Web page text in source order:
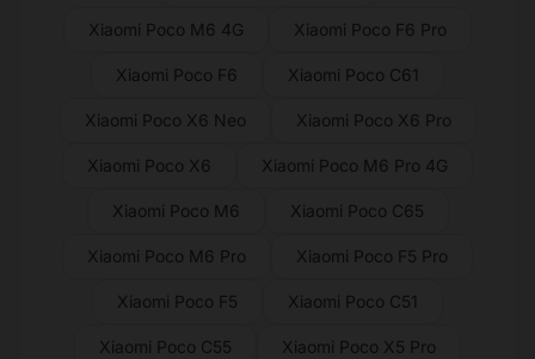
Xiaomi Poco M6 4G Xiaomi Poco F6 Pro
Xiaomi Poco F6 Xiaomi Poco C61
Xiaomi Poco X6 Neo Xiaomi Poco X6 Pro
Xiaomi Poco X6 Xiaomi Poco M6 Pro 4G
Xiaomi Poco M6 Xiaomi Poco C65
Xiaomi Poco M6 Pro Xiaomi Poco F5 Pro
Xiaomi Poco F5 Xiaomi Poco C51
Xiaomi Poco C55 Xiaomi Poco X5 Pro